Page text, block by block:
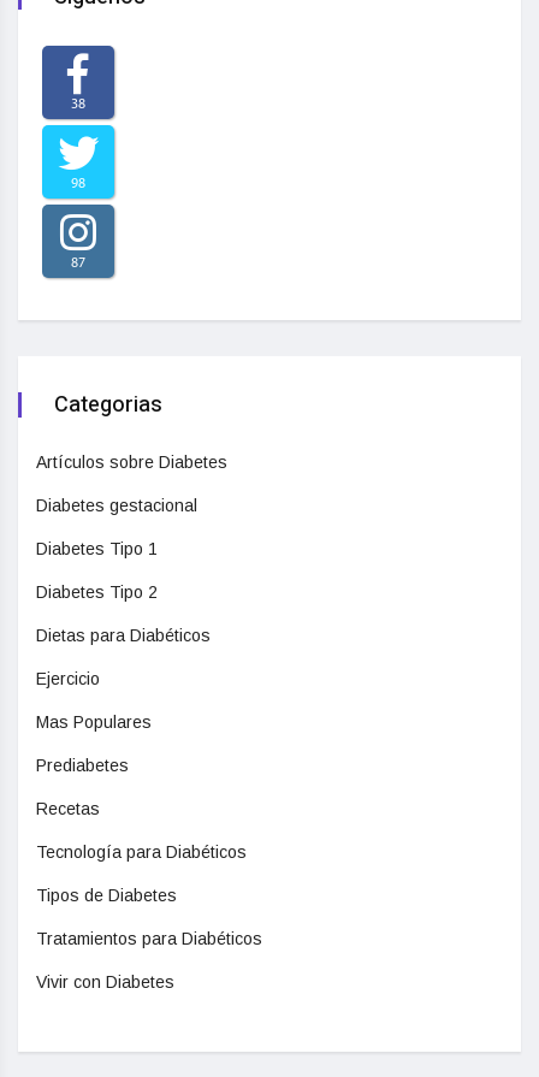
38
98
87
Categorias
Artículos sobre Diabetes
Diabetes gestacional
Diabetes Tipo 1
Diabetes Tipo 2
Dietas para Diabéticos
Ejercicio
Mas Populares
Prediabetes
Recetas
Tecnología para Diabéticos
Tipos de Diabetes
Tratamientos para Diabéticos
Vivir con Diabetes